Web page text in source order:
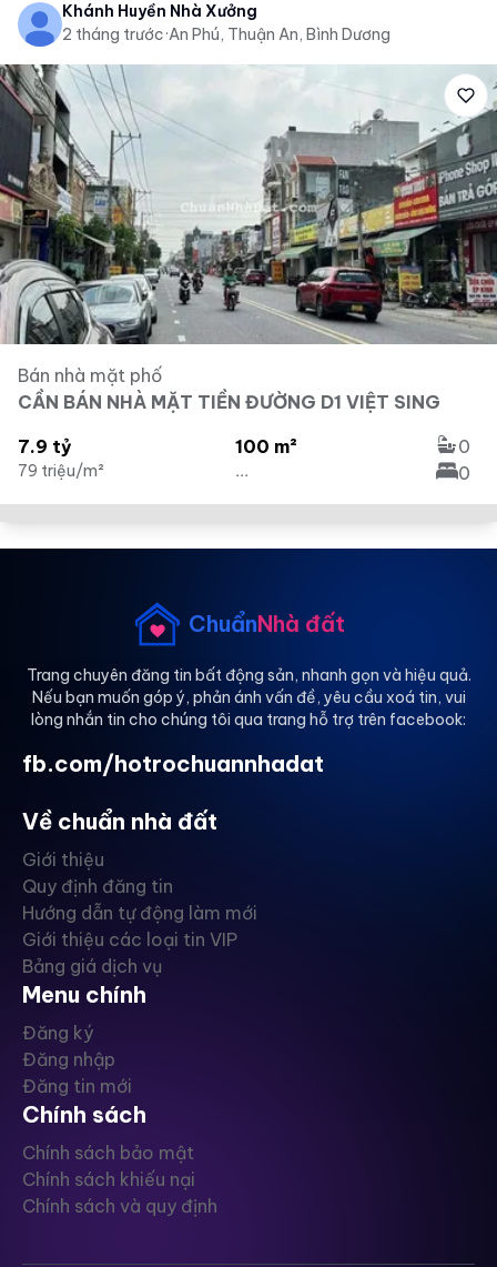
Khánh Huyền Nhà Xưởng
2 tháng trước·An Phú, Thuận An, Bình Dương
Bán nhà mặt phố
CẦN BÁN NHÀ MẶT TIỀN ĐƯỜNG D1 VIỆT SING
7.9 tỷ
79 triệu/m²
100 m²
...
0
0
ChuẩnNhà đất
Trang chuyên đăng tin bất động sản, nhanh gọn và hiệu quả.
Nếu bạn muốn góp ý, phản ánh vấn đề, yêu cầu xoá tin, vui
lòng nhắn tin cho chúng tôi qua trang hỗ trợ trên facebook:
fb.com/hotrochuannhadat
Về chuẩn nhà đất
Giới thiệu
Quy định đăng tin
Hướng dẫn tự động làm mới
Giới thiệu các loại tin VIP
Bảng giá dịch vụ
Menu chính
Đăng ký
Đăng nhập
Đăng tin mới
Chính sách
Chính sách bảo mật
Chính sách khiếu nại
Chính sách và quy định